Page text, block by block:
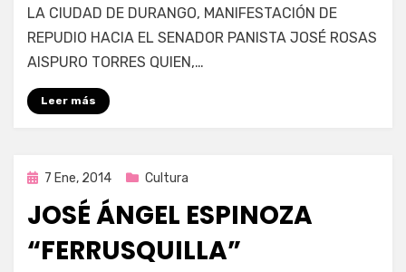
LA CIUDAD DE DURANGO, MANIFESTACIÓN DE
REPUDIO HACIA EL SENADOR PANISTA JOSÉ ROSAS
AISPURO TORRES QUIEN,…
Leer más
Publicada
7 Ene, 2014 Cultura
JOSÉ ÁNGEL ESPINOZA
“FERRUSQUILLA”